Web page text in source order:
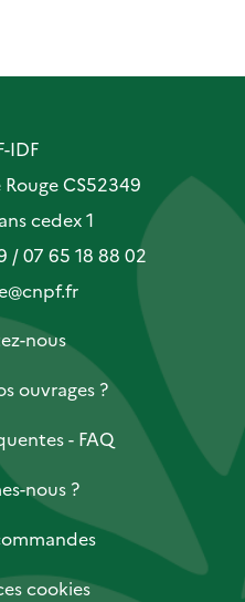
IDF
CS52349
cedex 1
/ 07 65 18 88 02
nous
ouvrages ?
- FAQ
nous ?
cookies